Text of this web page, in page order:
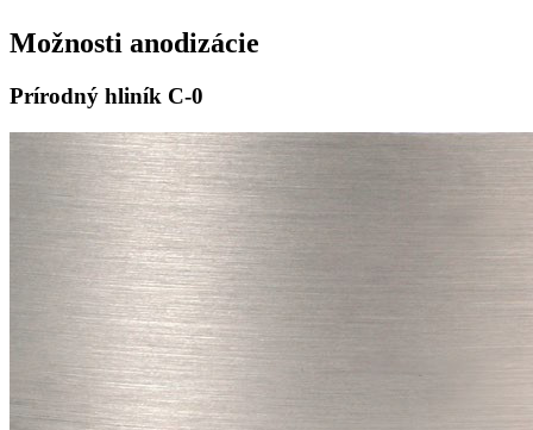
Možnosti anodizácie
Prírodný hliník C-0